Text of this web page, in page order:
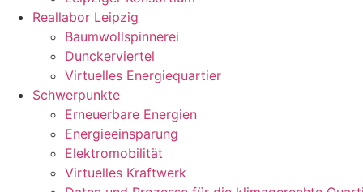
Reallabor Leipzig
Baumwollspinnerei
Dunckerviertel
Virtuelles Energiequartier
Schwerpunkte
Erneuerbare Energien
Energieeinsparung
Elektromobilität
Virtuelles Kraftwerk